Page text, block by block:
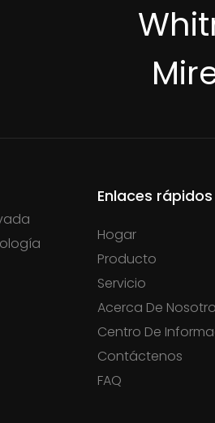
Enlaces rápidos
Hogar
Producto
Servicio
Acerca De
Centro De
Contáctenos
FAQ